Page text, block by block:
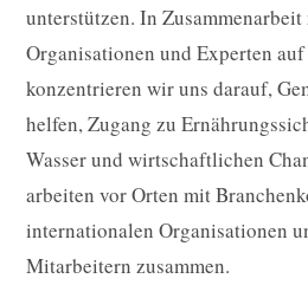
unterstützen. In
Organisationen und Experten
konzentrieren wir uns darauf,
helfen, Zugang zu
Wasser und wirtschaftlichen
arbeiten vor Orten mit
internationalen Organisationen
Mitarbeitern zusammen.